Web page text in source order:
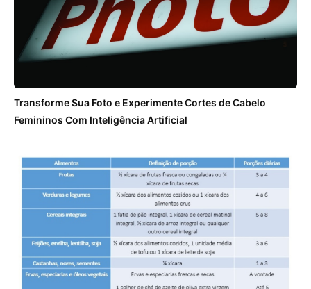
Transforme Sua Foto e Experimente Cortes de Cabelo
Femininos Com Inteligência Artificial